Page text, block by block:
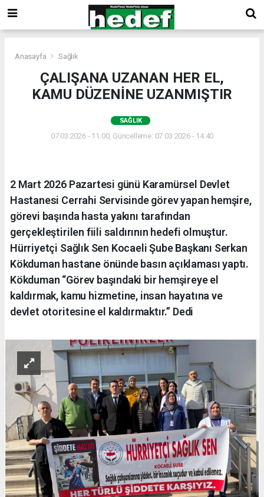
Anasayfa Sağlık
ÇALIŞANA UZANAN HER EL,
KAMU DÜZENİNE UZANMIŞTIR
SAĞLIK
07.03.2026 - 11:00, Güncelleme: 07.03.2026 - 14:40
2 Mart 2026 Pazartesi günü Karamürsel Devlet
Hastanesi Cerrahi Servisinde görev yapan hemşire,
görevi başında hasta yakını tarafından
gerçekleştirilen fiili saldırının hedefi olmuştur.
Hürriyetçi Sağlık Sen Kocaeli Şube Başkanı Serkan
Kökduman hastane önünde basın açıklaması yaptı.
Kökduman “Görev başındaki bir hemşireye el
kaldırmak, kamu hizmetine, insan hayatına ve
devlet otoritesine el kaldırmaktır.” Dedi